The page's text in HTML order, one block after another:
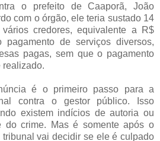
o prefeito de Caaporã, João
com o órgão, ele teria sustado 14
credores, equivalente a R$
pagamento de serviços diversos,
pagas, sem que o pagamento
realizado.
é o primeiro passo para a
contra o gestor público. Isso
existem indícios de autoria ou
do crime. Mas é somente após o
vai decidir se ele é culpado